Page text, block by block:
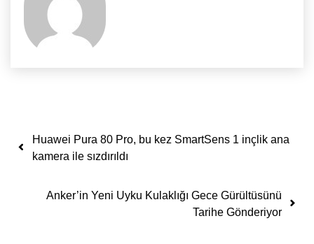
Yazı dolaşımı
Huawei Pura 80 Pro, bu kez SmartSens 1 inçlik ana
kamera ile sızdırıldı
Anker’in Yeni Uyku Kulaklığı Gece Gürültüsünü
Tarihe Gönderiyor